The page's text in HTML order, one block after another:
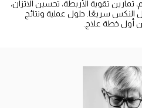
تمارين تقوية الأربطة، تحسين الاتزان،
سريعًا. حلول عملية ونتائج
أول خطة علاج.